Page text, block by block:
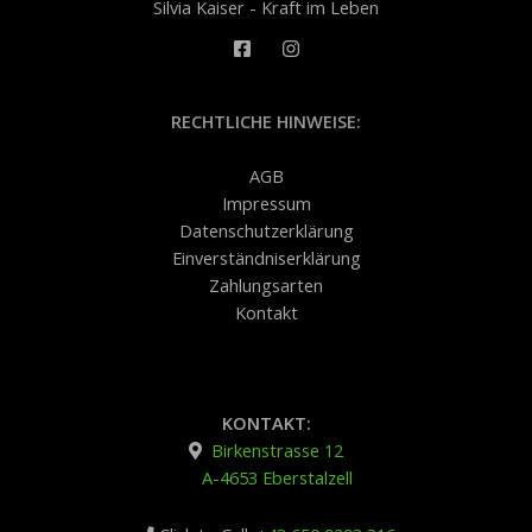
Silvia Kaiser - Kraft im Leben
RECHTLICHE HINWEISE:
AGB
Impressum
Datenschutzerklärung
Einverständniserklärung
Zahlungsarten
Kontakt
KONTAKT:
Birkenstrasse 12
A-4653 Eberstalzell